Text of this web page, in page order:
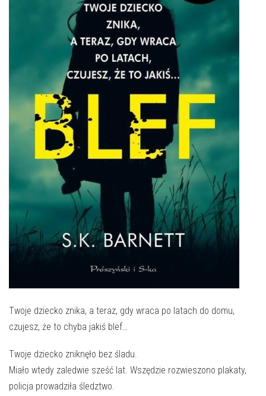
WYDARZENIA BIEŻĄCE
WYDARZYŁO SIĘ
STREFA WIEDZY O REGIONIE
STREFA KOLORU
FORMY STAŁE
NASZE FILIE
POLECANE STRONY
WYDARZENIA KULTURALNE
E-INFORMATOR
O NAS
Twoje dziecko znika, a teraz, gdy wraca po latach do domu,
czujesz, że to chyba jakiś blef…
Twoje dziecko zniknęło bez śladu.
Miało wtedy zaledwie sześć lat. Wszędzie rozwieszono plakaty,
policja prowadziła śledztwo.